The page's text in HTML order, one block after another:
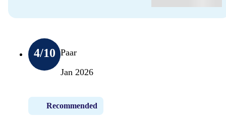
4/10 Paar
Jan 2026
Recommended